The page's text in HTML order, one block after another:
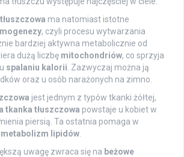
ma natomiast istotne
, czyli procesu wytwarzania
bardziej aktywna metabolicznie od
dużą liczbę mitochondriów, co sprzyja
spalaniu kalorii . Zazwyczaj można ją
oraz u osób narażonych na zimno.
jest jednym z typów tkanki żółtej,
tkanka tłuszczowa powstaje u kobiet w
piersią. Ta ostatnia pomaga w
metabolizm lipidów
uwagę zwraca się na beżowe